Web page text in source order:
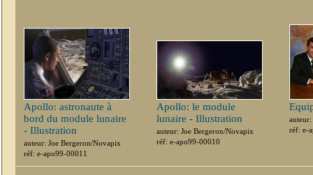
Apollo: astronaute à
bord du module lunaire
- Illustration
auteur: Joe Bergeron/Novapix
réf: e-apo99-00011
Apollo: le module
lunaire - Illustration
auteur: Joe Bergeron/Novapix
réf: e-apo99-00010
réf: e-